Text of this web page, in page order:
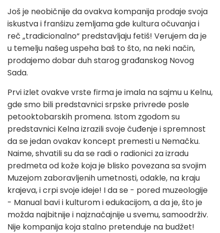
Još je neobičnije da ovakva kompanija prodaje svoja
iskustva i franšizu zemljama gde kultura očuvanja i
reč „tradicionalno“ predstavljaju fetiš! Verujem da je
u temelju našeg uspeha baš to što, na neki način,
prodajemo dobar duh starog građanskog Novog
Sada.
Prvi izlet ovakve vrste firma je imala na sajmu u Kelnu,
gde smo bili predstavnici srpske privrede posle
petooktobarskih promena. Istom zgodom su
predstavnici Kelna izrazili svoje čuđenje i spremnost
da se jedan ovakav koncept premesti u Nemačku.
Naime, shvatili su da se radi o radionici za izradu
predmeta od kože koja je blisko povezana sa svojim
Muzejom zaboravljenih umetnosti, odakle, na kraju
krajeva, i crpi svoje ideje! I da se - pored muzeologije
- Manual bavi i kulturom i edukacijom, a da je, što je
možda najbitnije i najznačajnije u svemu, samoodrživ.
Nije kompanija koja stalno pretenduje na budžet!